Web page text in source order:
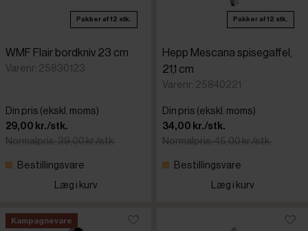
Pakker af 12 stk.
WMF Flair bordkniv 23 cm
Varenr: 25830123
Din pris (ekskl. moms)
29,00 kr./stk.
Normalpris: 39,00 kr./stk.
Bestillingsvare
Læg i kurv
Pakker af 12 stk.
Hepp Mescana spisegaffel,
21,1 cm
Varenr: 25840221
Din pris (ekskl. moms)
34,00 kr./stk.
Normalpris: 45,00 kr./stk.
Bestillingsvare
Læg i kurv
Kampagnevare